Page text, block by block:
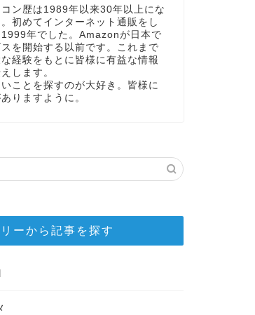
ン歴は1989年以来30年以上にな
。初めてインターネット通販をし
1999年でした。Amazonが日本で
を開始する以前です。これまで
経験をもとに皆様に有益な情報
します。
ことを探すのが大好き。皆様に
りますように。
ーから記事を探す